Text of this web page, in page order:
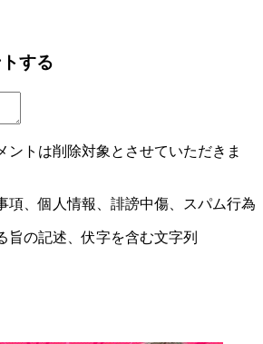
する
ントは削除対象とさせていただきま
項、個人情報、誹謗中傷、スパム行為
旨の記述、伏字を含む文字列